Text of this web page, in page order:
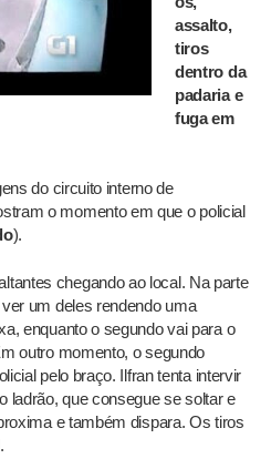
assalto,
tiros
dentro da
padaria e
fuga em
do circuito interno de
o momento em que o policial
).
chegando ao local. Na parte
um deles rendendo uma
enquanto o segundo vai para o
outro momento, o segundo
pelo braço. Ilfran tenta intervir
ladrão, que consegue se soltar e
e também dispara. Os tiros